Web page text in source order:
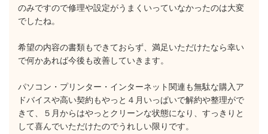
のみですので修理や設定がうまくいっていなかったのは大変
でしたね。
希望の内容の書類もできておらず、満足いただけたなら幸い
で何かあれば今後も改善していきます。
パソコン・プリンター・インターネット関連も無駄な購入ア
ドバイスや高い契約もやっと４月いっぱいで解約や整理がで
きて、５月からはやっとクリーンな状態になり、すっきりと
して喜んでいただけたのでうれしい限りです。